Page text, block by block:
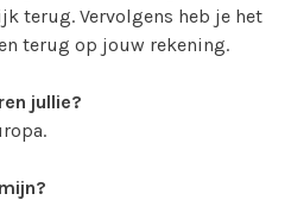
terug. Vervolgens heb je het
terug op jouw rekening.
jullie?